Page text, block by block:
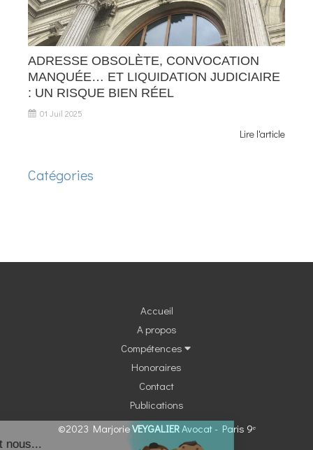
ADRESSE OBSOLÈTE, CONVOCATION
MANQUÉE… ET LIQUIDATION JUDICIAIRE
: UN RISQUE BIEN RÉEL
01 Juil 2025
Lire l'article
Catégories
Accueil
A propos
Compétences
Honoraires
Contact
Publications
©2023 MarjorieVEYGALIERAvocat - Paris 9ᵉ